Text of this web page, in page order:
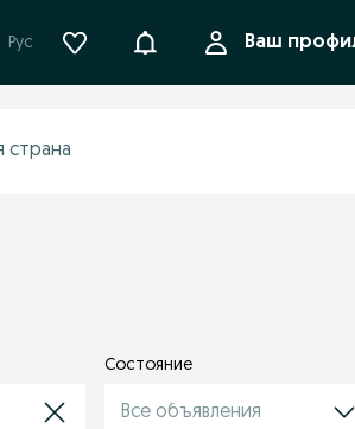
Рус УведомленияВаш
Состояние
Все объявления